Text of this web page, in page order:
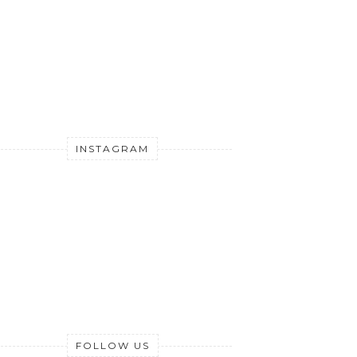
INSTAGRAM
FOLLOW US